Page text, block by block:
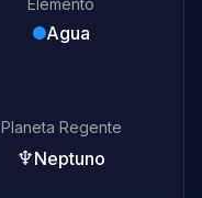
Elemento
Agua
Planeta Regente
♆Neptuno